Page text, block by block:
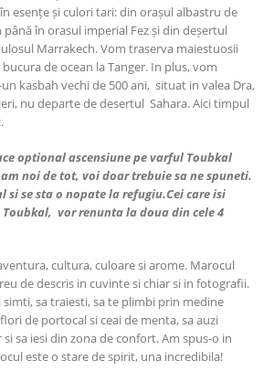
esențe și culori tari: din orașul albastru de
în orasul imperial Fez și din deșertul
Marrakech. Vom traserva maiestuosii
de ocean la Tanger. In plus, vom
kasbah vechi de 500 ani, situat in valea Dra,
nu departe de desertul Sahara. Aici timpul
optional ascensiune pe varful Toubkal
noi de tot, voi doar trebuie sa ne spuneti.
si se sta o nopate la refugiu.Cei care isi
vor renunta la doua din cele 4
cultura, culoare si arome. Marocul
de descris in cuvinte si chiar si in fotografii.
simti, sa traiesti, sa te plimbi prin medine
de portocal si ceai de menta, sa auzi
sa iesi din zona de confort. Am spus-o in
este o stare de spirit, una incredibila!